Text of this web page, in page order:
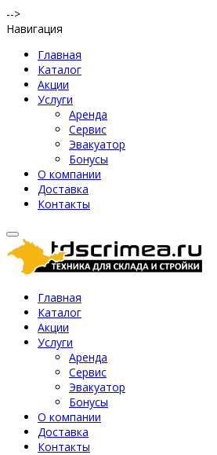
-->
Навигация
Главная
Каталог
Акции
Услуги
Аренда
Сервис
Эвакуатор
Бонусы
О компании
Доставка
Контакты
Главная
Каталог
Акции
Услуги
Аренда
Сервис
Эвакуатор
Бонусы
О компании
Доставка
Контакты